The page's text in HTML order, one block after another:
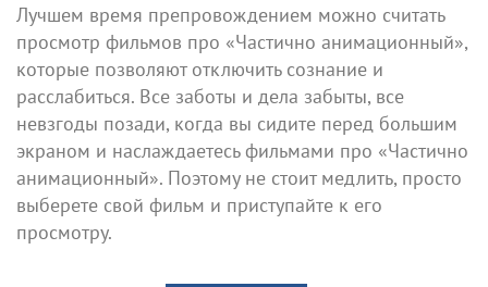
Лучшем время препровождением можно считать
просмотр фильмов про «Частично анимационный»,
которые позволяют отключить сознание и
расслабиться. Все заботы и дела забыты, все
невзгоды позади, когда вы сидите перед большим
экраном и наслаждаетесь фильмами про «Частично
анимационный». Поэтому не стоит медлить, просто
выберете свой фильм и приступайте к его
просмотру.